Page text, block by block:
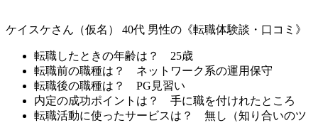
ケイスケさん（仮名） 40代 男性の《転職体験談・口コミ》
転職したときの年齢は？ 25歳
転職前の職種は？ ネットワーク系の運用保守
転職後の職種は？ PG見習い
内定の成功ポイントは？ 手に職を付けれたところ
転職活動に使ったサービスは？ 無し（知り合いのツ